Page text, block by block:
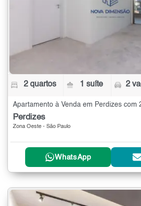
2 quartos 1 suíte 2
Apartamento à Venda em Perdizes com
Perdizes
Zona Oeste - São Paulo
WhatsApp